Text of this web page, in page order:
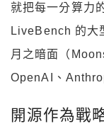
就把每一分算力
LiveBench 的大
月之暗面（
OpenAI、
開源作為戰